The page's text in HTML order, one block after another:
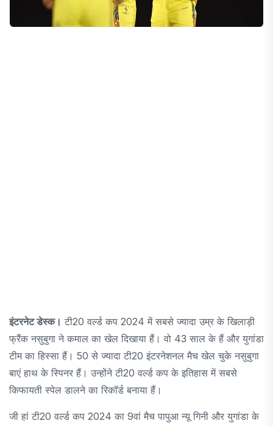
इंटरनेट डेस्क। टी20 वर्ल्ड कप 2024 में सबसे ज्यादा उम्र के खिलाड़ी
फ्रैंक नसुबुगा ने कमाल का खेल दिखाया हैं। वो 43 साल के हैं और युगांडा
टीम का हिस्सा हैं। 50 से ज्यादा टी20 इंटरनेशनल मैच खेल चुके नसुबुगा
बाएं हाथ के स्पिनर हैं। उन्होंने टी20 वर्ल्ड कप के इतिहास में सबसे
किफायती स्पेल डालने का रिकॉर्ड बनाया हैं।
जी हां टी20 वर्ल्ड कप 2024 का 9वां मैच पापुआ न्यू गिनी और युगांडा के